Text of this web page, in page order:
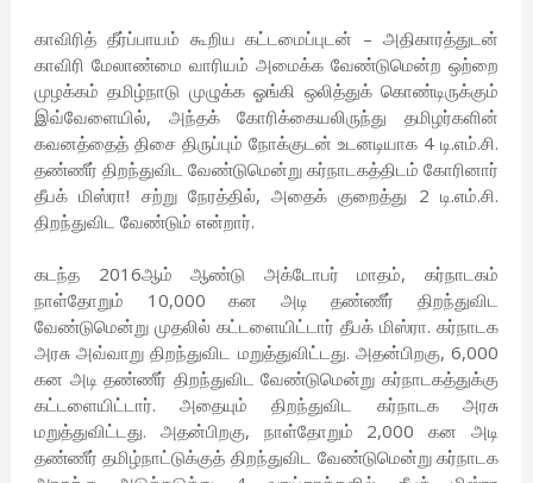
காவிரித் தீர்ப்பாயம் கூறிய கட்டமைப்புடன் – அதிகாரத்துடன்
காவிரி மேலாண்மை வாரியம் அமைக்க வேண்டுமென்ற ஒற்றை
முழக்கம் தமிழ்நாடு முழுக்க ஓங்கி ஒலித்துக் கொண்டிருக்கும்
இவ்வேளையில், அந்தக் கோரிக்கையலிருந்து தமிழர்களின்
கவனத்தைத் திசை திருப்பும் நோக்குடன் உடனடியாக 4 டி.எம்.சி.
தண்ணீர் திறந்துவிட வேண்டுமென்று கர்நாடகத்திடம் கோரினார்
தீபக் மிஸ்ரா! சற்று நேரத்தில், அதைக் குறைத்து 2 டி.எம்.சி.
திறந்துவிட வேண்டும் என்றார்.
கடந்த 2016ஆம் ஆண்டு அக்டோபர் மாதம், கர்நாடகம்
நாள்தோறும் 10,000 கன அடி தண்ணீர் திறந்துவிட
வேண்டுமென்று முதலில் கட்டளையிட்டார் தீபக் மிஸ்ரா. கர்நாடக
அரசு அவ்வாறு திறந்துவிட மறுத்துவிட்டது. அதன்பிறகு, 6,000
கன அடி தண்ணீர் திறந்துவிட வேண்டுமென்று கர்நாடகத்துக்கு
கட்டளையிட்டார். அதையும் திறந்துவிட கர்நாடக அரசு
மறுத்துவிட்டது. அதன்பிறகு, நாள்தோறும் 2,000 கன அடி
தண்ணீர் தமிழ்நாட்டுக்குத் திறந்துவிட வேண்டுமென்று கர்நாடக